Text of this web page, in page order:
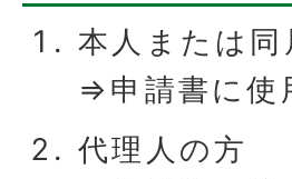
本人または同
⇒申請書に使
代理人の方